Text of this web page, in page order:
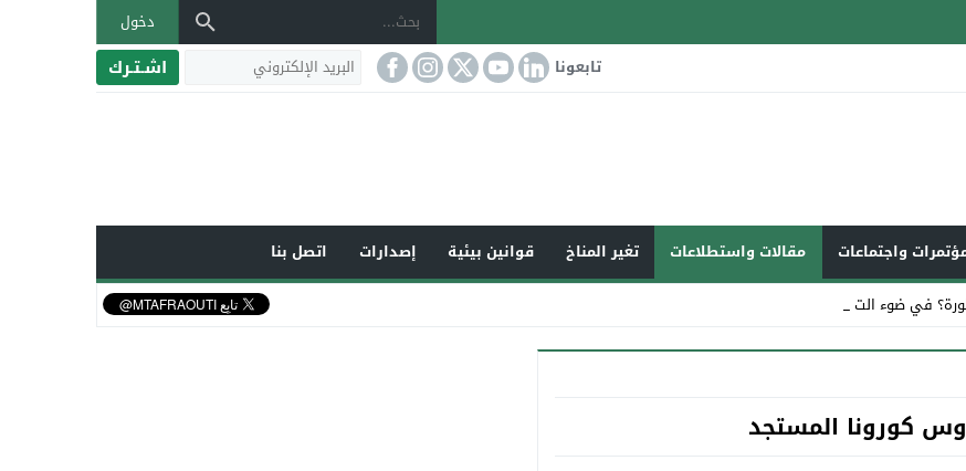
دخول
تابعونا اشـتـرك
واجتماعات مقالات واستطلاعات تغير المناخ قوانين بيئية إصدارات
اتصل بنا
في ضوء التغير المناخي _
كورونا المستجد